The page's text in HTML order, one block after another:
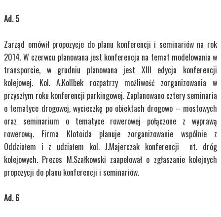
Ad. 5
Zarząd omówił propozycje do planu konferencji i seminariów na rok
2014. W czerwcu planowana jest konferencja na temat modelowania w
transporcie, w grudniu planowana jest XIII edycja konferencji
kolejowej. Kol. A.Kollbek rozpatrzy możliwość zorganizowania w
przyszłym roku konferencji parkingowej. Zaplanowano cztery seminaria
o tematyce drogowej, wycieczkę po obiektach drogowo – mostowych
oraz seminarium o tematyce rowerowej połączone z wyprawą
rowerową. Firma Klotoida planuje zorganizowanie wspólnie z
Oddziałem i z udziałem kol. J.Majerczak konferencji nt. dróg
kolejowych. Prezes M.Szałkowski zaapelował o zgłaszanie kolejnych
propozycji do planu konferencji i seminariów.
Ad. 6